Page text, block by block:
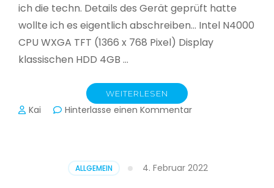
ich die techn. Details des Gerät geprüft hatte
wollte ich es eigentlich abschreiben… Intel N4000
CPU WXGA TFT (1366 x 768 Pixel) Display
klassischen HDD 4GB …
WEITERLESEN
Kai Hinterlasse einen Kommentarzu
ALLGEMEIN 4. Februar 2022